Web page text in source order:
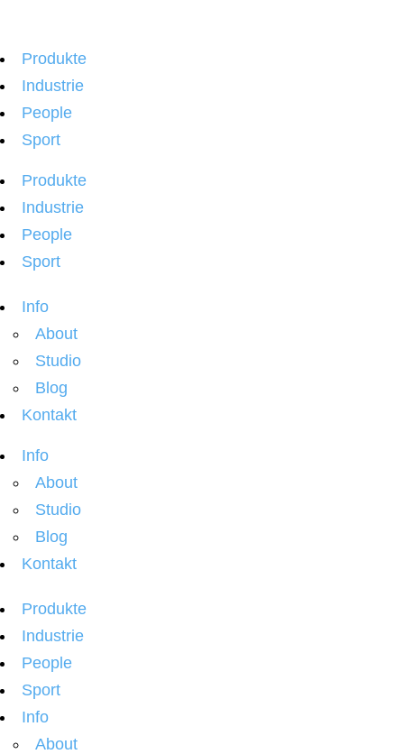
Produkte
Industrie
People
Sport
Produkte
Industrie
People
Sport
Info
About
Studio
Blog
Kontakt
Info
About
Studio
Blog
Kontakt
Produkte
Industrie
People
Sport
Info
About